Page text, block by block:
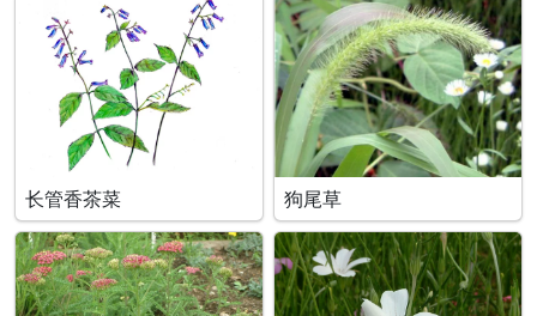
长管香茶菜 狗尾草